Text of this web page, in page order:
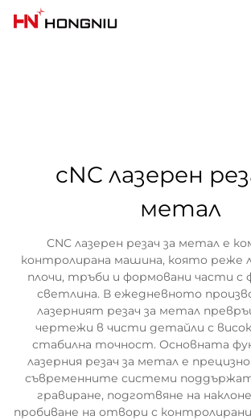
cNC лазерен
метал
CNC лазерен резач за метал е
контролирана машина, която реже
плочи, тръби и формовани части с
светлина. В ежедневното
лазерният резач за метал
чертежи в чисти детайли с
стабилна точност. Основната
лазерния резач за метал е
съвременните системи
гравиране, подготвяне на
пробиване на отвори с